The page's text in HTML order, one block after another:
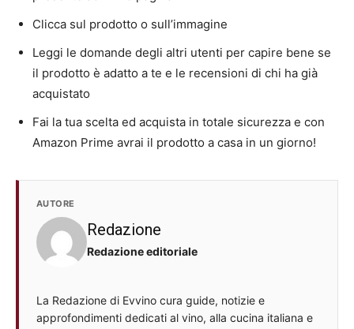
Clicca sul prodotto o sull’immagine
Leggi le domande degli altri utenti per capire bene se
il prodotto è adatto a te e le recensioni di chi ha già
acquistato
Fai la tua scelta ed acquista in totale sicurezza e con
Amazon Prime avrai il prodotto a casa in un giorno!
AUTORE
Redazione
Redazione editoriale
La Redazione di Evvino cura guide, notizie e
approfondimenti dedicati al vino, alla cucina italiana e